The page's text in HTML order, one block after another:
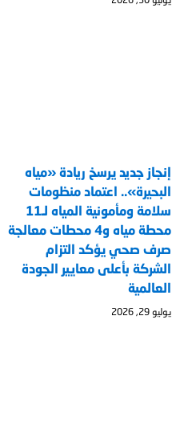
إنجاز جديد يرسخ ريادة «مياه
البحيرة».. اعتماد منظومات
سلامة ومأمونية المياه لـ11
محطة مياه و4 محطات معالجة
صرف صحي يؤكد التزام
الشركة بأعلى معايير الجودة
العالمية
يوليو 29, 2026